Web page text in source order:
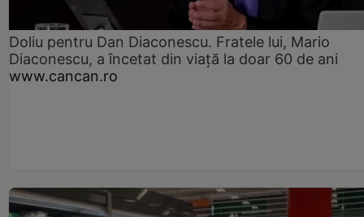
Doliu pentru Dan Diaconescu. Fratele lui, Mario
Diaconescu, a încetat din viață la doar 60 de ani
www.cancan.ro